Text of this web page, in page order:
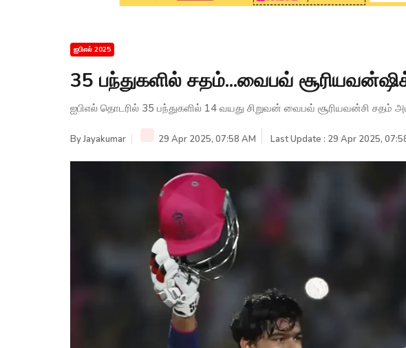
ஐபிஎல் 2025
35 பந்துகளில் சதம்...வைபவ்
ஐபிஎல் தொடரில் 35 பந்துகளில் 14 வயது சிறுவன் வைபவ் சூரியவன்சி சதம்
ByJayakumar 29 Apr 2025, 07:58 AM Last Update : 29 Apr 2025,